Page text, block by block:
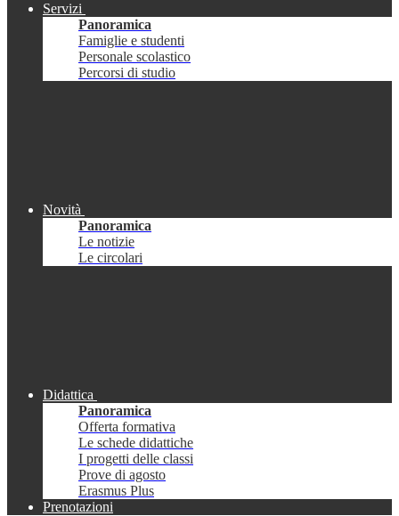
Servizi
Panoramica
Famiglie e studenti
Personale scolastico
Percorsi di studio
Novità
Panoramica
Le notizie
Le circolari
Didattica
Panoramica
Offerta formativa
Le schede didattiche
I progetti delle classi
Prove di agosto
Erasmus Plus
Prenotazioni